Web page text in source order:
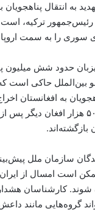
به انتقال پناهجویان
ترکیه، است
سوری را به سمت اروپا
حدود شش میلیون
به افغانستان
سازمان ملل
است امسال از
شوند. کارشناسان
گروه‌هایی مانند